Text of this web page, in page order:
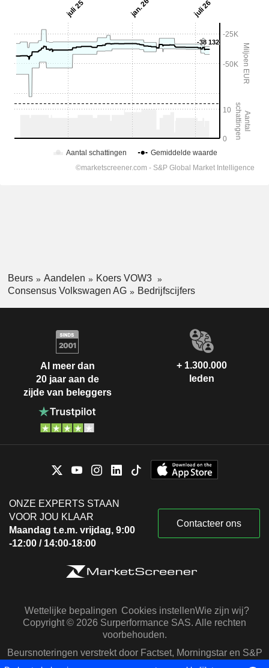
Beurs Aandelen
Koers VOW3
Consensus Volkswagen AG
Bedrijfscijfers
Al meer dan
20 jaar aan de
zijde van beleggers
+ 1.300.000
leden
ONZE EXPERTS STAAN
VOOR JOU KLAAR
Maandag t.e.m. vrijdag, 9:00
-12:00 / 14:00-18:00
Contacteer ons
Wettelijke bepalingen Cookies instellenWie zijn wij?
Copyright © 2026 Surperformance SAS. Alle rechten
voorbehouden.
Beursnoteringen verstrekt door Factset, Morningstar en S&P